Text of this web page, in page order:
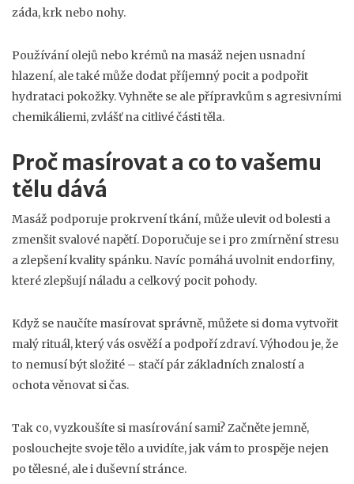
záda, krk nebo nohy.
Používání olejů nebo krémů na masáž nejen usnadní
hlazení, ale také může dodat příjemný pocit a podpořit
hydrataci pokožky. Vyhněte se ale přípravkům s agresivními
chemikáliemi, zvlášť na citlivé části těla.
Proč masírovat a co to vašemu
tělu dává
Masáž podporuje prokrvení tkání, může ulevit od bolesti a
zmenšit svalové napětí. Doporučuje se i pro zmírnění stresu
a zlepšení kvality spánku. Navíc pomáhá uvolnit endorfiny,
které zlepšují náladu a celkový pocit pohody.
Když se naučíte masírovat správně, můžete si doma vytvořit
malý rituál, který vás osvěží a podpoří zdraví. Výhodou je, že
to nemusí být složité – stačí pár základních znalostí a
ochota věnovat si čas.
Tak co, vyzkoušíte si masírování sami? Začněte jemně,
poslouchejte svoje tělo a uvidíte, jak vám to prospěje nejen
po tělesné, ale i duševní stránce.